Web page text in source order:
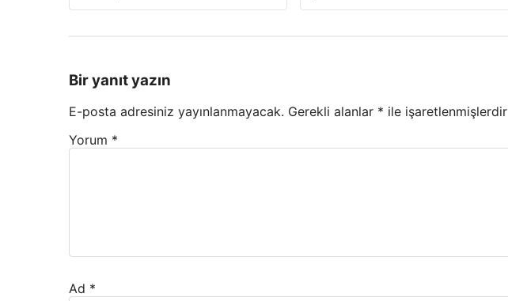
Bir yanıt yazın
E-posta adresiniz yayınlanmayacak. Gerekli alanlar * ile işaretlenmişlerdir
Yorum *
Ad *